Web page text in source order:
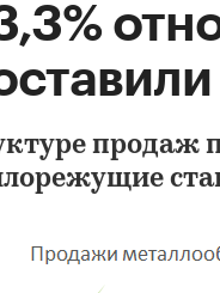
продаж